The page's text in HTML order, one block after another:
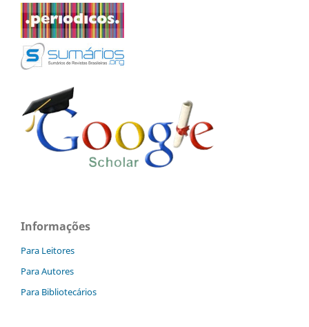
Informações
Para Leitores
Para Autores
Para Bibliotecários